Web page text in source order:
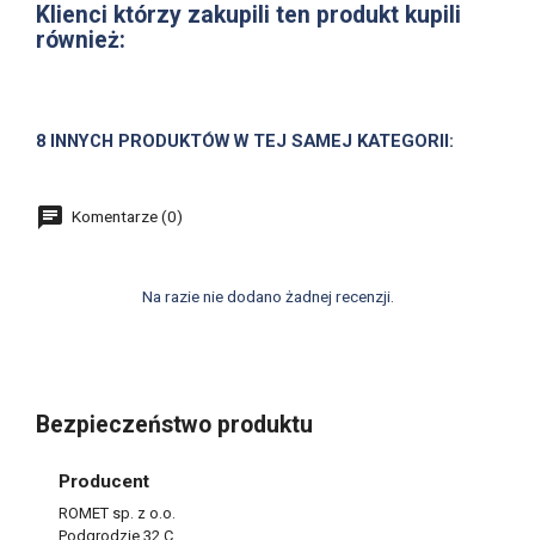
Klienci którzy zakupili ten produkt kupili
również:
8 INNYCH PRODUKTÓW W TEJ SAMEJ KATEGORII:
Komentarze (0)
Na razie nie dodano żadnej recenzji.
Bezpieczeństwo produktu
Producent
ROMET sp. z o.o.
Podgrodzie 32 C